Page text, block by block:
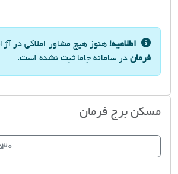
اطلاعیه! هنوز هیچ مشاور املاکی در
فرمان در سامانه جاما ثبت نشده است.
مسکن برج فرمان